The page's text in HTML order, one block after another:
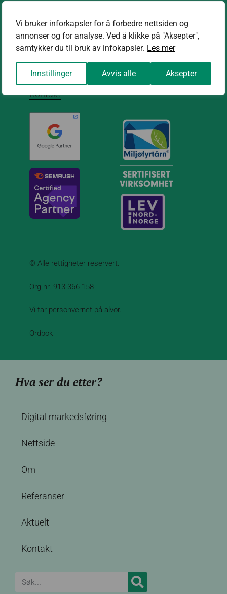
Vi bruker inforkapsler for å forbedre nettsiden og
annonser og for analyse. Ved å klikke på "Aksepter",
samtykker du til bruk av infokapsler. Les mer
Innstillinger Avvis alle Aksepter
Om oss
Aktuelt
Referanser
Kontakt
© Alle rettigheter reservert.
Org.nr. 913 366 158
Vi tar personvernet på alvor.
Ordbok
Hva ser du etter?
Digital markedsføring
Nettside
Om
Referanser
Aktuelt
Kontakt